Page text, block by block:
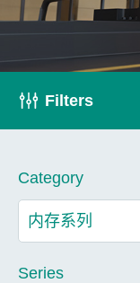
Filters
Category
Series